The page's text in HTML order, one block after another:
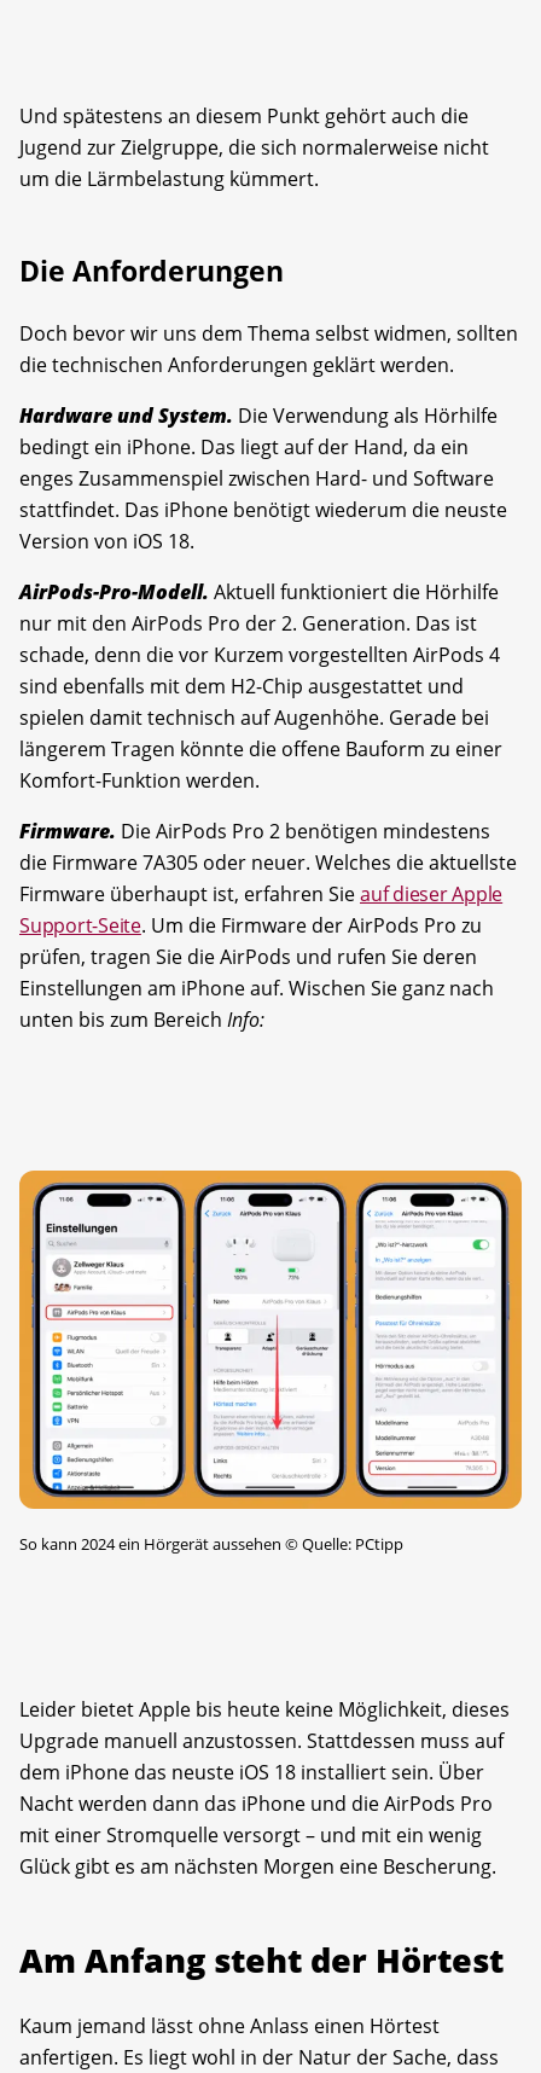
Und spätestens an diesem Punkt gehört auch die
Jugend zur Zielgruppe, die sich normalerweise nicht
um die Lärmbelastung kümmert.
Die Anforderungen
Doch bevor wir uns dem Thema selbst widmen, sollten
die technischen Anforderungen geklärt werden.
Hardware und System. Die Verwendung als Hörhilfe
bedingt ein iPhone. Das liegt auf der Hand, da ein
enges Zusammenspiel zwischen Hard- und Software
stattfindet. Das iPhone benötigt wiederum die neuste
Version von iOS 18.
AirPods-Pro-Modell. Aktuell funktioniert die Hörhilfe
nur mit den AirPods Pro der 2. Generation. Das ist
schade, denn die vor Kurzem vorgestellten AirPods 4
sind ebenfalls mit dem H2-Chip ausgestattet und
spielen damit technisch auf Augenhöhe. Gerade bei
längerem Tragen könnte die offene Bauform zu einer
Komfort-Funktion werden.
Firmware. Die AirPods Pro 2 benötigen mindestens
die Firmware 7A305 oder neuer. Welches die aktuellste
Firmware überhaupt ist, erfahren Sieauf dieser Apple
Support-Seite. Um die Firmware der AirPods Pro zu
prüfen, tragen Sie die AirPods und rufen Sie deren
Einstellungen am iPhone auf. Wischen Sie ganz nach
unten bis zum Bereich Info:
So kann 2024 ein Hörgerät aussehen ©Quelle: PCtipp
Leider bietet Apple bis heute keine Möglichkeit, dieses
Upgrade manuell anzustossen. Stattdessen muss auf
dem iPhone das neuste iOS 18 installiert sein. Über
Nacht werden dann das iPhone und die AirPods Pro
mit einer Stromquelle versorgt – und mit ein wenig
Glück gibt es am nächsten Morgen eine Bescherung.
Am Anfang steht der Hörtest
Kaum jemand lässt ohne Anlass einen Hörtest
anfertigen. Es liegt wohl in der Natur der Sache, dass